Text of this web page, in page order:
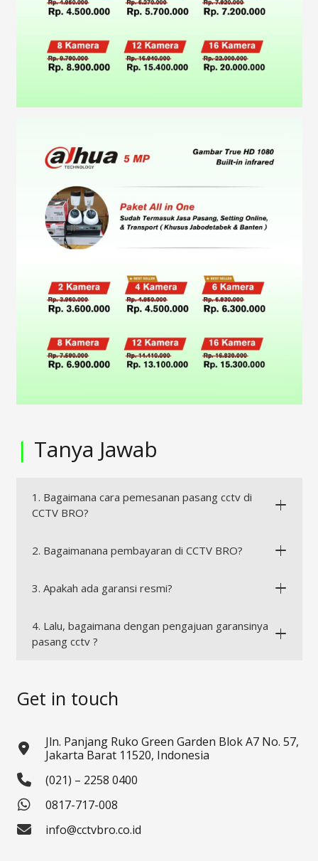
| Tanya Jawab
1. Bagaimana cara pemesanan pasang cctv di
CCTV BRO?
2. Bagaimanana pembayaran di CCTV BRO?
3. Apakah ada garansi resmi?
4. Lalu, bagaimana dengan pengajuan garansinya
pasang cctv ?
Get in touch
Jln. Panjang Ruko Green Garden Blok A7 No. 57,
Jakarta Barat 11520, Indonesia
(021) – 2258 0400
0817-717-008
info@cctvbro.co.id